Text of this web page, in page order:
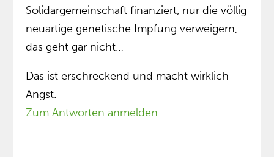
Solidargemeinschaft finanziert, nur die völlig
neuartige genetische Impfung verweigern,
das geht gar nicht…
Das ist erschreckend und macht wirklich
Angst.
Zum Antworten anmelden